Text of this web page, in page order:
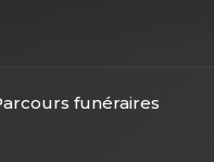
funéraires